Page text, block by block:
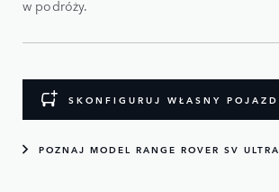
w podróży.
SKONFIGURUJ WŁASNY POJAZD
POZNAJ MODEL RANGE ROVER SV ULTRA